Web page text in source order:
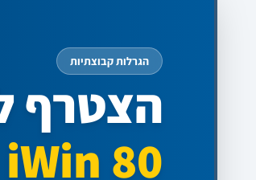
הגרלות קבוצתיות
הצטרף
iWin 80